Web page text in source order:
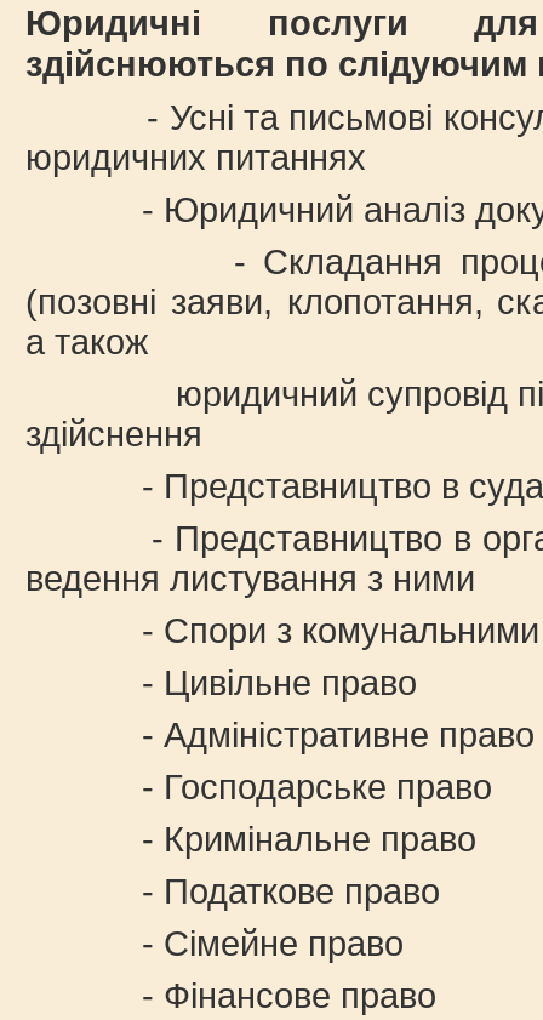
Юридичні послуги
здійснюються по
- Усні та письмові
юридичних питаннях
- Юридичний аналіз
- Складання
(позовні заяви, клопотання,
а також
юридичний супровід під
здійснення
- Представництво в
- Представництво в
ведення листування з ними
- Спори з комунальними
- Цивільне право
- Адміністративне право
- Господарське право
- Кримінальне право
- Податкове право
- Сімейне право
- Фінансове право